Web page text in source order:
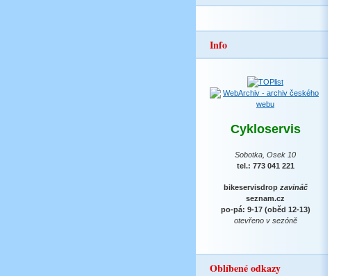
Info
Cykloservis
Sobotka, Osek 10
tel.: 773 041 221
bikeservisdrop zavináč
seznam.cz
po-pá: 9-17 (oběd 12-13)
otevřeno v sezóně
Oblíbené odkazy